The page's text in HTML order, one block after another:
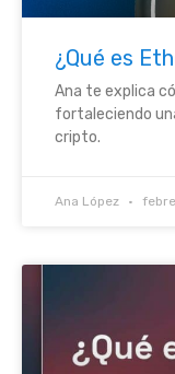
¿Qué es
Ana te explica
fortaleciendo
cripto.
Ana López